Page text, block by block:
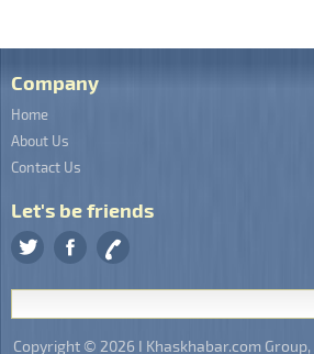
Company
Home
About Us
Contact Us
Let's be friends
Copyright © 2026 I Khaskhabar.com